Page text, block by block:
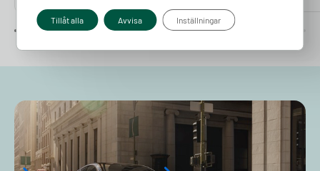
Tillåt alla Avvisa Inställningar